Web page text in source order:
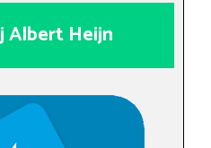
Albert Heijn